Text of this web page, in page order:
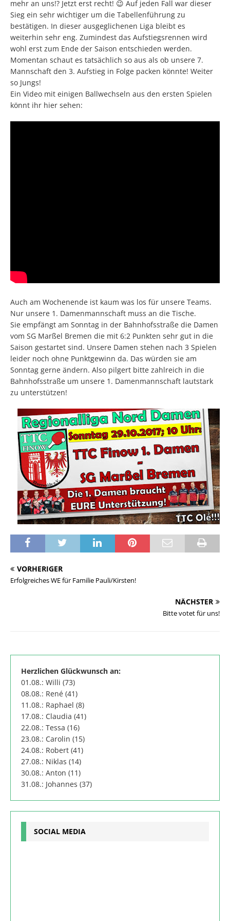
mehr an uns!? Jetzt erst recht! 😉 Auf jeden Fall war dieser
Sieg ein sehr wichtiger um die Tabellenführung zu
bestätigen. In dieser ausgeglichenen Liga bleibt es
weiterhin sehr eng. Zumindest das Aufstiegsrennen wird
wohl erst zum Ende der Saison entschieden werden.
Momentan schaut es tatsächlich so aus als ob unsere 7.
Mannschaft den 3. Aufstieg in Folge packen könnte! Weiter
so Jungs!
Ein Video mit einigen Ballwechseln aus den ersten Spielen
könnt ihr hier sehen:
Auch am Wochenende ist kaum was los für unsere Teams.
Nur unsere 1. Damenmannschaft muss an die Tische.
Sie empfängt am Sonntag in der Bahnhofsstraße die Damen
vom SG Marßel Bremen die mit 6:2 Punkten sehr gut in die
Saison gestartet sind. Unsere Damen stehen nach 3 Spielen
leider noch ohne Punktgewinn da. Das würden sie am
Sonntag gerne ändern. Also pilgert bitte zahlreich in die
Bahnhofsstraße um unsere 1. Damenmannschaft lautstark
zu unterstützen!
VORHERIGER
Erfolgreiches WE für Familie Pauli/Kirsten!
NÄCHSTER
Bitte votet für uns!
Herzlichen Glückwunsch an:
01.08.: Willi (73)
08.08.: René (41)
11.08.: Raphael (8)
17.08.: Claudia (41)
22.08.: Tessa (16)
23.08.: Carolin (15)
24.08.: Robert (41)
27.08.: Niklas (14)
30.08.: Anton (11)
31.08.: Johannes (37)
SOCIAL MEDIA